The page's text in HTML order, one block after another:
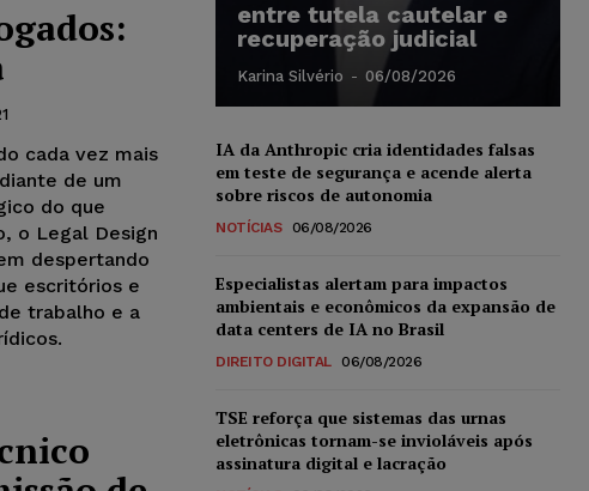
cada vez mais
de um
do que
o Legal Design
despertando
escritórios e
trabalho e a
entre tutela cautelar e
recuperação judicial
Karina Silvério - 06/08/2026
IA da Anthropic cria identidades falsas
em teste de segurança e acende alerta
sobre riscos de autonomia
NOTÍCIAS 06/08/2026
Especialistas alertam para impactos
ambientais e econômicos da expansão de
data centers de IA no Brasil
DIREITO DIGITAL 06/08/2026
TSE reforça que sistemas das urnas
eletrônicas tornam-se invioláveis após
assinatura digital e lacração